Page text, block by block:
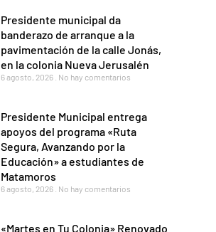
Presidente municipal da
banderazo de arranque a la
pavimentación de la calle Jonás,
en la colonia Nueva Jerusalén
6 agosto, 2026 No hay comentarios
Presidente Municipal entrega
apoyos del programa «Ruta
Segura, Avanzando por la
Educación» a estudiantes de
Matamoros
6 agosto, 2026 No hay comentarios
«Martes en Tu Colonia» Renovado